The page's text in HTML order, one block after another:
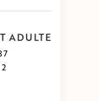
ADULTE